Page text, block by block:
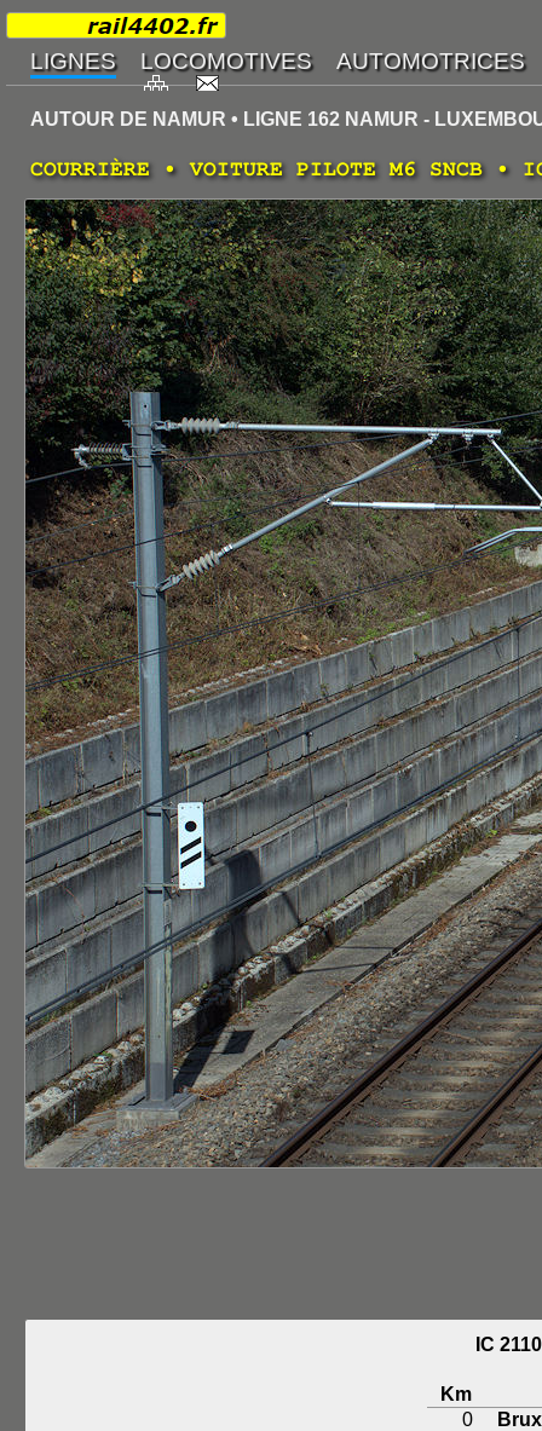
AUTOUR DE NAMUR • LIGNE 162 NAMUR -
COURRIÈRE • VOITURE PILOTE M6 SNCB •
IC
Km
0